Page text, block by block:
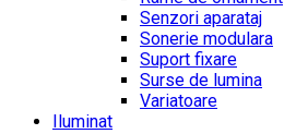
Senzori aparataj
Sonerie modulara
Suport fixare
Surse de lumina
Variatoare
Iluminat